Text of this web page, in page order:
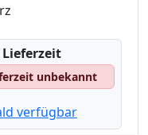
unbekannt
verfügbar